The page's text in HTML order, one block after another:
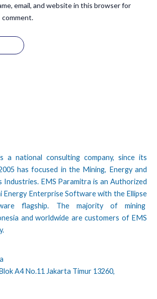
email, and website in this browser for
a national consulting company, since its
has focused in the Mining, Energy and
Industries. EMS Paramitra is an Authorized
Energy Enterprise Software with the Ellipse
flagship. The majority of mining
and worldwide are customers of EMS
A4 No.11 Jakarta Timur 13260,